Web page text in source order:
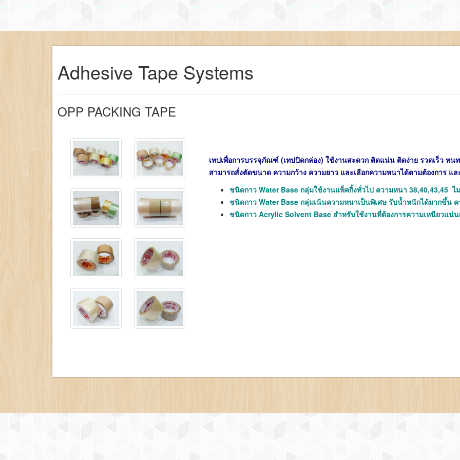
Adhesive Tape Systems
OPP PACKING TAPE
เทปเพื่อการบรรจุภัณฑ์ (เทปปิดกล่อง) ใช้งานสะดวก ติดแน่น ติดง่าย รวดเร็ว ทน
สามารถสั่งตัดขนาด ความกว้าง ความยาว และเลือกความหนาได้ตามต้องการ แ
ชนิดกาว Water Base กลุ่มใช้งานแพ็คกิ้งทั่วไป ความหนา 38,40,43,45 ไ
ชนิดกาว Water Base กลุ่มเน้นความหนาเป็นพิเศษ รับน้ำหนักได้มากขึ้น
ชนิดกาว Acrylic Solvent Base สำหรับใช้งานที่ต้องการความเหนียวแน่